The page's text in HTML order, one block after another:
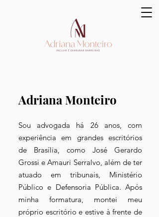
Adriana Monteiro
Sou advogada há 26 anos, com
experiência em grandes escritórios
de Brasília, como José Gerardo
Grossi e Amauri Serralvo, além de ter
atuado em tribunais, Ministério
Público e Defensoria Pública. Após
minha formatura, montei meu
próprio escritório e estive à frente de